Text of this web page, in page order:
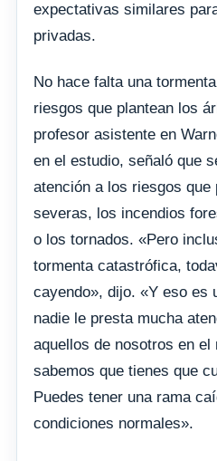
expectativas similares
privadas.
No hace falta una
riesgos que plantean los
profesor asistente en
en el estudio, señaló que
atención a los riesgos que
severas, los incendios
o los tornados. «Pero
tormenta catastrófica,
cayendo», dijo. «Y eso es
nadie le presta mucha
aquellos de nosotros en el
sabemos que tienes que
Puedes tener una rama
condiciones normales».